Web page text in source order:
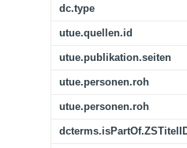
dc.type
utue.quellen.id
utue.publikation.seiten
utue.personen.roh
utue.personen.roh